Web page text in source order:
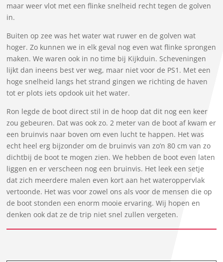
maar weer vlot met een flinke snelheid recht tegen de golven
in.
Buiten op zee was het water wat ruwer en de golven wat
hoger. Zo kunnen we in elk geval nog even wat flinke sprongen
maken. We waren ook in no time bij Kijkduin. Scheveningen
lijkt dan ineens best ver weg, maar niet voor de PS1. Met een
hoge snelheid langs het strand gingen we richting de haven
tot er plots iets opdook uit het water.
Ron legde de boot direct stil in de hoop dat dit nog een keer
zou gebeuren. Dat was ook zo. 2 meter van de boot af kwam er
een bruinvis naar boven om even lucht te happen. Het was
echt heel erg bijzonder om de bruinvis van zo’n 80 cm van zo
dichtbij de boot te mogen zien. We hebben de boot even laten
liggen en er verscheen nog een bruinvis. Het leek een setje
dat zich meerdere malen even kort aan het wateroppervlak
vertoonde. Het was voor zowel ons als voor de mensen die op
de boot stonden een enorm mooie ervaring. Wij hopen en
denken ook dat ze de trip niet snel zullen vergeten.